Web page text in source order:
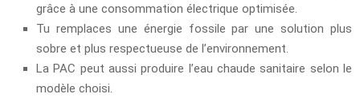
grâce à une consommation électrique optimisée.
Tu remplaces une énergie fossile par une solution plus
sobre et plus respectueuse de l’environnement.
La PAC peut aussi produire l’eau chaude sanitaire selon le
modèle choisi.